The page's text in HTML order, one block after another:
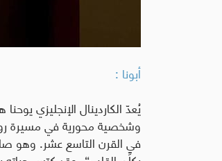
أبونا :
وشخصية محورية في مسيرة
في القرن التاسع عشر. وهو